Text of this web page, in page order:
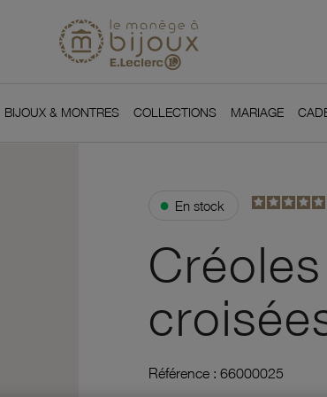
BIJOUX & MONTRES COLLECTIONS MARIAGE
● En stock
Référence : 66000025